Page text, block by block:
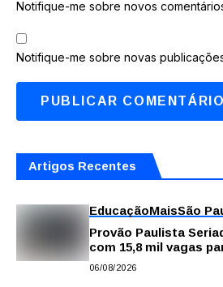
Notifique-me sobre novos
Notifique-me sobre novas
Artigos Recentes
EducaçãoMaisSão
Provão Paulista
com 15,8 mil vagas
público
06/08/2026